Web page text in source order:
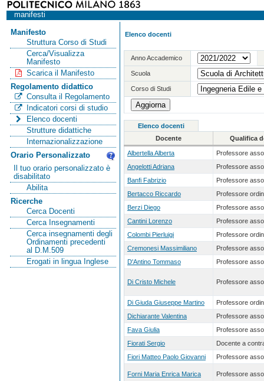
manifesti
Manifesto
Struttura Corso di Studi
Cerca/Visualizza
Manifesto
Scarica il Manifesto
Regolamento didattico
Consulta il Regolamento
Indicatori corsi di studio
Elenco docenti
Strutture didattiche
Internazionalizzazione
Orario Personalizzato
Il tuo orario personalizzato è
disabilitato
Abilita
Ricerche
Cerca Docenti
Cerca Insegnamenti
Cerca insegnamenti degli
Ordinamenti precedenti
al D.M.509
Erogati in lingua Inglese
Elenco docenti
Anno Accademico
Scuola
Corso di Studi
Elenco docenti
Docente
Qualifica
Albertella Alberta
Professore
Angelotti Adriana
Professore
Banfi Fabrizio
Professore
Bertacco Riccardo
Professore
Berzi Diego
Professore
Cantini Lorenzo
Professore
Colombi Pierluigi
Professore
Cremonesi Massimiliano
Professore
D'Antino Tommaso
Professore
Di Cristo Michele Professore
Di Giuda Giuseppe Martino
Professore
Dichiarante Valentina
Professore
Fava Giulia
Professore
Fiorati Sergio
Docente a
Fiori Matteo Paolo Giovanni
Professore
Forni Maria Enrica Marica Professore